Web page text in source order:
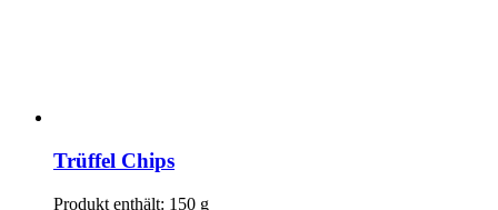
Trüffel Chips
Produkt enthält: 150 g